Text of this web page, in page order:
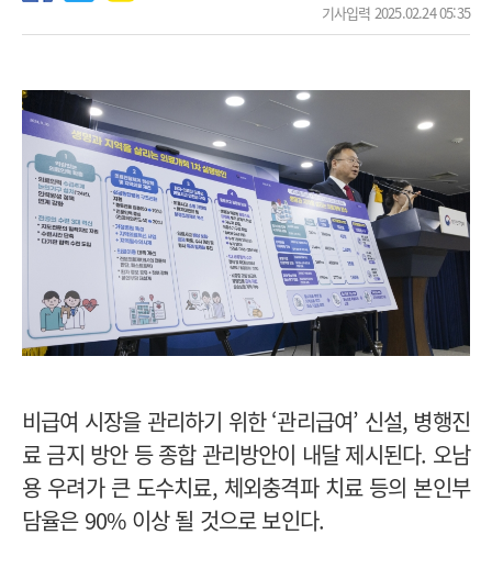
기사입력 2025.02.24 05:35
비급여 시장을 관리하기 위한 ‘관리급여’ 신설, 병행진
료 금지 방안 등 종합 관리방안이 내달 제시된다. 오남
용 우려가 큰 도수치료, 체외충격파 치료 등의 본인부
담율은 90% 이상 될 것으로 보인다.